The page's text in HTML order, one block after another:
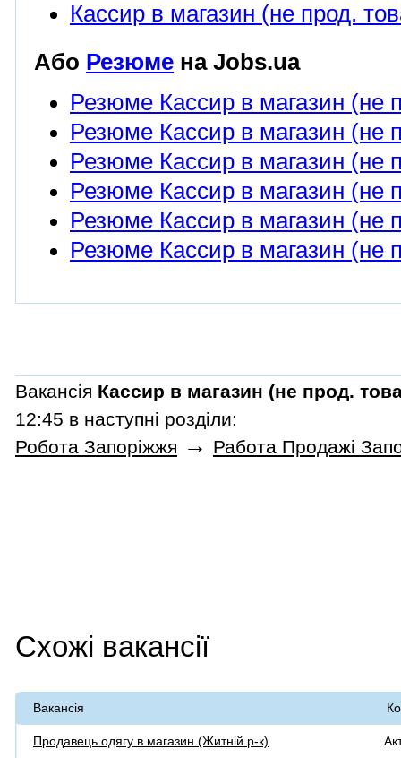
Кассир в магазин (не прод.
Або Резюме на Jobs.ua
Резюме Кассир в магазин (не
Резюме Кассир в магазин (не
Резюме Кассир в магазин (не
Резюме Кассир в магазин (не
Резюме Кассир в магазин (не
Резюме Кассир в магазин (не
Вакансія Кассир в магазин (не прод.
12:45 в наступні розділи:
Робота Запоріжжя → Работа Продажі
Схожі вакансії
Вакансія
Продавець одягу в магазин (Житній р-к)